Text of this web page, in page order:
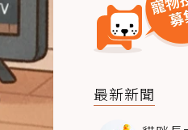
最新新聞